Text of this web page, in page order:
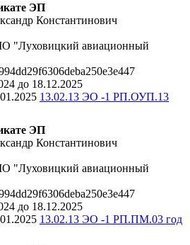
ЭП
Константинович
"Луховицкий авиационный
до 18.12.2025
13.02.13 ЭО -1 РП.ОУП.13
ЭП
Константинович
"Луховицкий авиационный
до 18.12.2025
13.02.13 ЭО -1 РП.ПМ.03 год